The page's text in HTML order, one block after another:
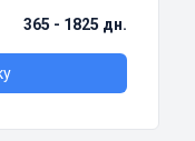
365 - 1825 дн.